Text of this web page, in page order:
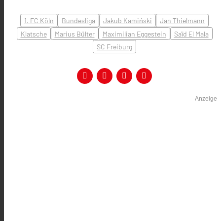
1. FC Köln Bundesliga Jakub Kamiński
Jan Thielmann
Klatsche
Marius Bülter Maximilian Eggestein
Saïd El Mala
SC Freiburg
Anzeige